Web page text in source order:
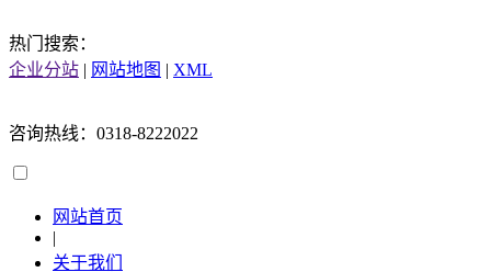
热门搜索：
企业分站 | 网站地图 | XML
咨询热线：0318-8222022
网站首页
|
关于我们